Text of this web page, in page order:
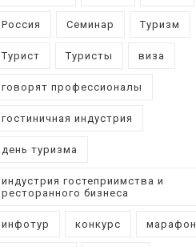
Россия Семинар Туризм
Турист Туристы виза
говорят профессионалы
гостиничная индустрия
день туризма
индустрия гостеприимства и
ресторанного бизнеса
инфотур конкурс марафон